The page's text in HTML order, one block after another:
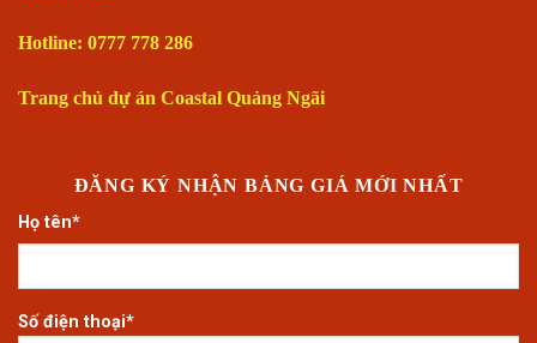
Hotline: 0777 778 286
Trang chủ dự án Coastal Quảng Ngãi
ĐĂNG KÝ NHẬN BẢNG GIÁ MỚI NHẤT
Họ tên*
Số điện thoại*